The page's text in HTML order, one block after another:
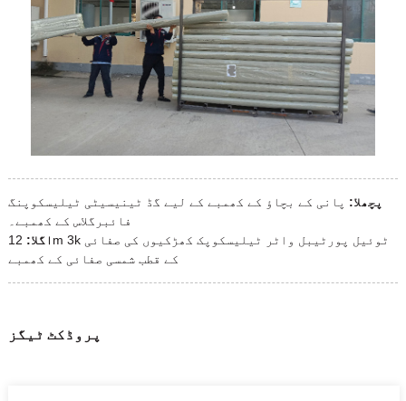
پچھلا: پانی کے بچاؤ کے کھمبے کے لیے گڈ ٹینیسیٹی ٹیلیسکوپنگ
فائبرگلاس کے کھمبے۔
اگلا: 12m 3k ٹوئیل پورٹیبل واٹر ٹیلیسکوپک کھڑکیوں کی صفائی
کے قطب شمسی صفائی کے کھمبے
پروڈکٹ ٹیگز